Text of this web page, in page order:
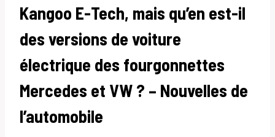
Kangoo E-Tech, mais qu’en est-il
des versions de voiture
électrique des fourgonnettes
Mercedes et VW ? – Nouvelles de
l’automobile